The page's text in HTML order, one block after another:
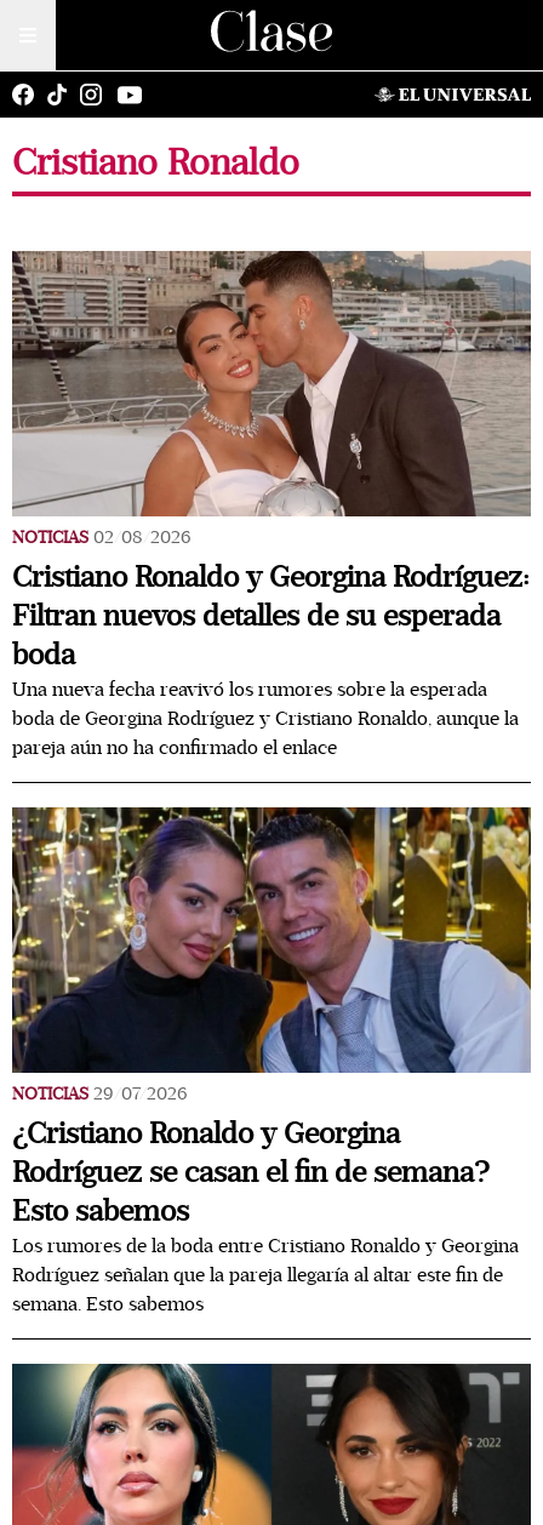
Cristiano Ronaldo
NOTICIAS 02/08/2026
Cristiano Ronaldo y Georgina Rodríguez:
Filtran nuevos detalles de su esperada
boda
Una nueva fecha reavivó los rumores sobre la esperada
boda de Georgina Rodríguez y Cristiano Ronaldo, aunque la
pareja aún no ha confirmado el enlace
NOTICIAS 29/07/2026
¿Cristiano Ronaldo y Georgina
Rodríguez se casan el fin de semana?
Esto sabemos
Los rumores de la boda entre Cristiano Ronaldo y Georgina
Rodríguez señalan que la pareja llegaría al altar este fin de
semana. Esto sabemos